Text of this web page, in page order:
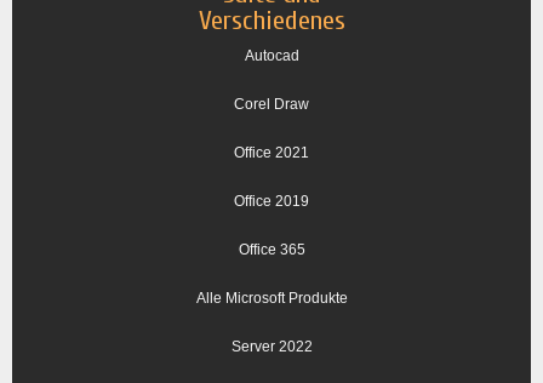
Verschiedenes
Autocad
Corel Draw
Office 2021
Office 2019
Office 365
Alle Microsoft Produkte
Server 2022